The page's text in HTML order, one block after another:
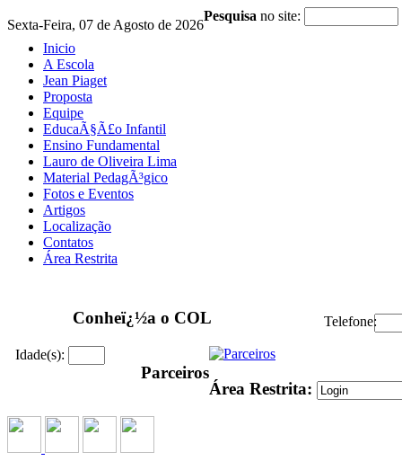
Sexta-Feira, 07 de Agosto de 2026
Pesquisa no site:
Inicio
A Escola
Jean Piaget
Proposta
Equipe
EducaÃ§Ã£o Infantil
Ensino Fundamental
Lauro de Oliveira Lima
Material PedagÃ³gico
Fotos e Eventos
Artigos
Localização
Contatos
Área Restrita
Conheï¿½a o COL Telefone:
Idade(s):
Parceiros
Área Restrita: